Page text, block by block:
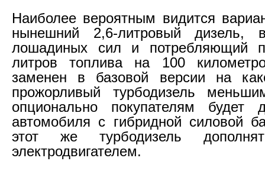
Наиболее вероятным видится
нынешний 2,6-литровый дизель,
лошадиных сил и потребляющий
литров топлива на 100
заменен в базовой версии на
прожорливый турбодизель
опционально покупателям будет
автомобиля с гибридной силовой
этот же турбодизель
электродвигателем.